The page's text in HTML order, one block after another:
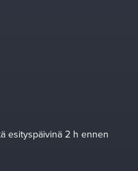
esityspäivinä 2 h ennen